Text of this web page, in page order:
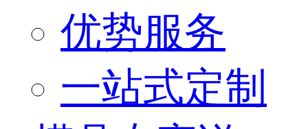
优势服务
一站式定制